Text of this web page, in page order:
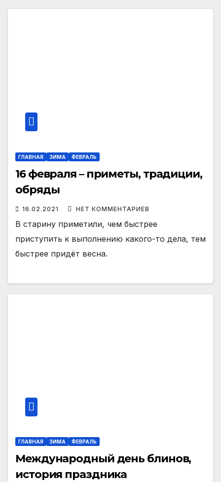
ГЛАВНАЯ ЗИМА ФЕВРАЛЬ
16 февраля – приметы, традиции,
обряды
16.02.2021 НЕТ КОММЕНТАРИЕВ
В старину приметили, чем быстрее
приступить к выполнению какого-то дела, тем
быстрее придёт весна.
ГЛАВНАЯ ЗИМА ФЕВРАЛЬ
Международный день блинов,
история праздника